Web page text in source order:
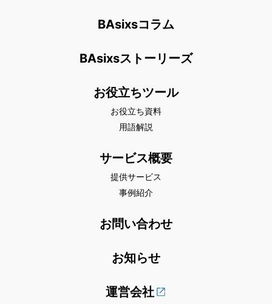
BAsixsコラム
BAsixsストーリーズ
お役立ちツール
お役立ち資料
用語解説
サービス概要
提供サービス
事例紹介
お問い合わせ
お知らせ
運営会社